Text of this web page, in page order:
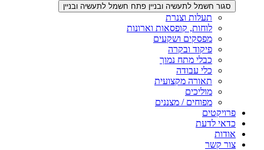
סגור חשמל לתעשיה ובניין פתח חשמל לתעשיה ובניין
תעלות וצנרת
לוחות, קופסאות וארונות
מפסקים ושקעים
פיקוד ובקרה
כבלי מתח נמוך
כלי עבודה
תאורה מקצועית
מוליכים
מפוחים / מצננים
פרויקטים
כדאי לדעת
אודות
צור קשר